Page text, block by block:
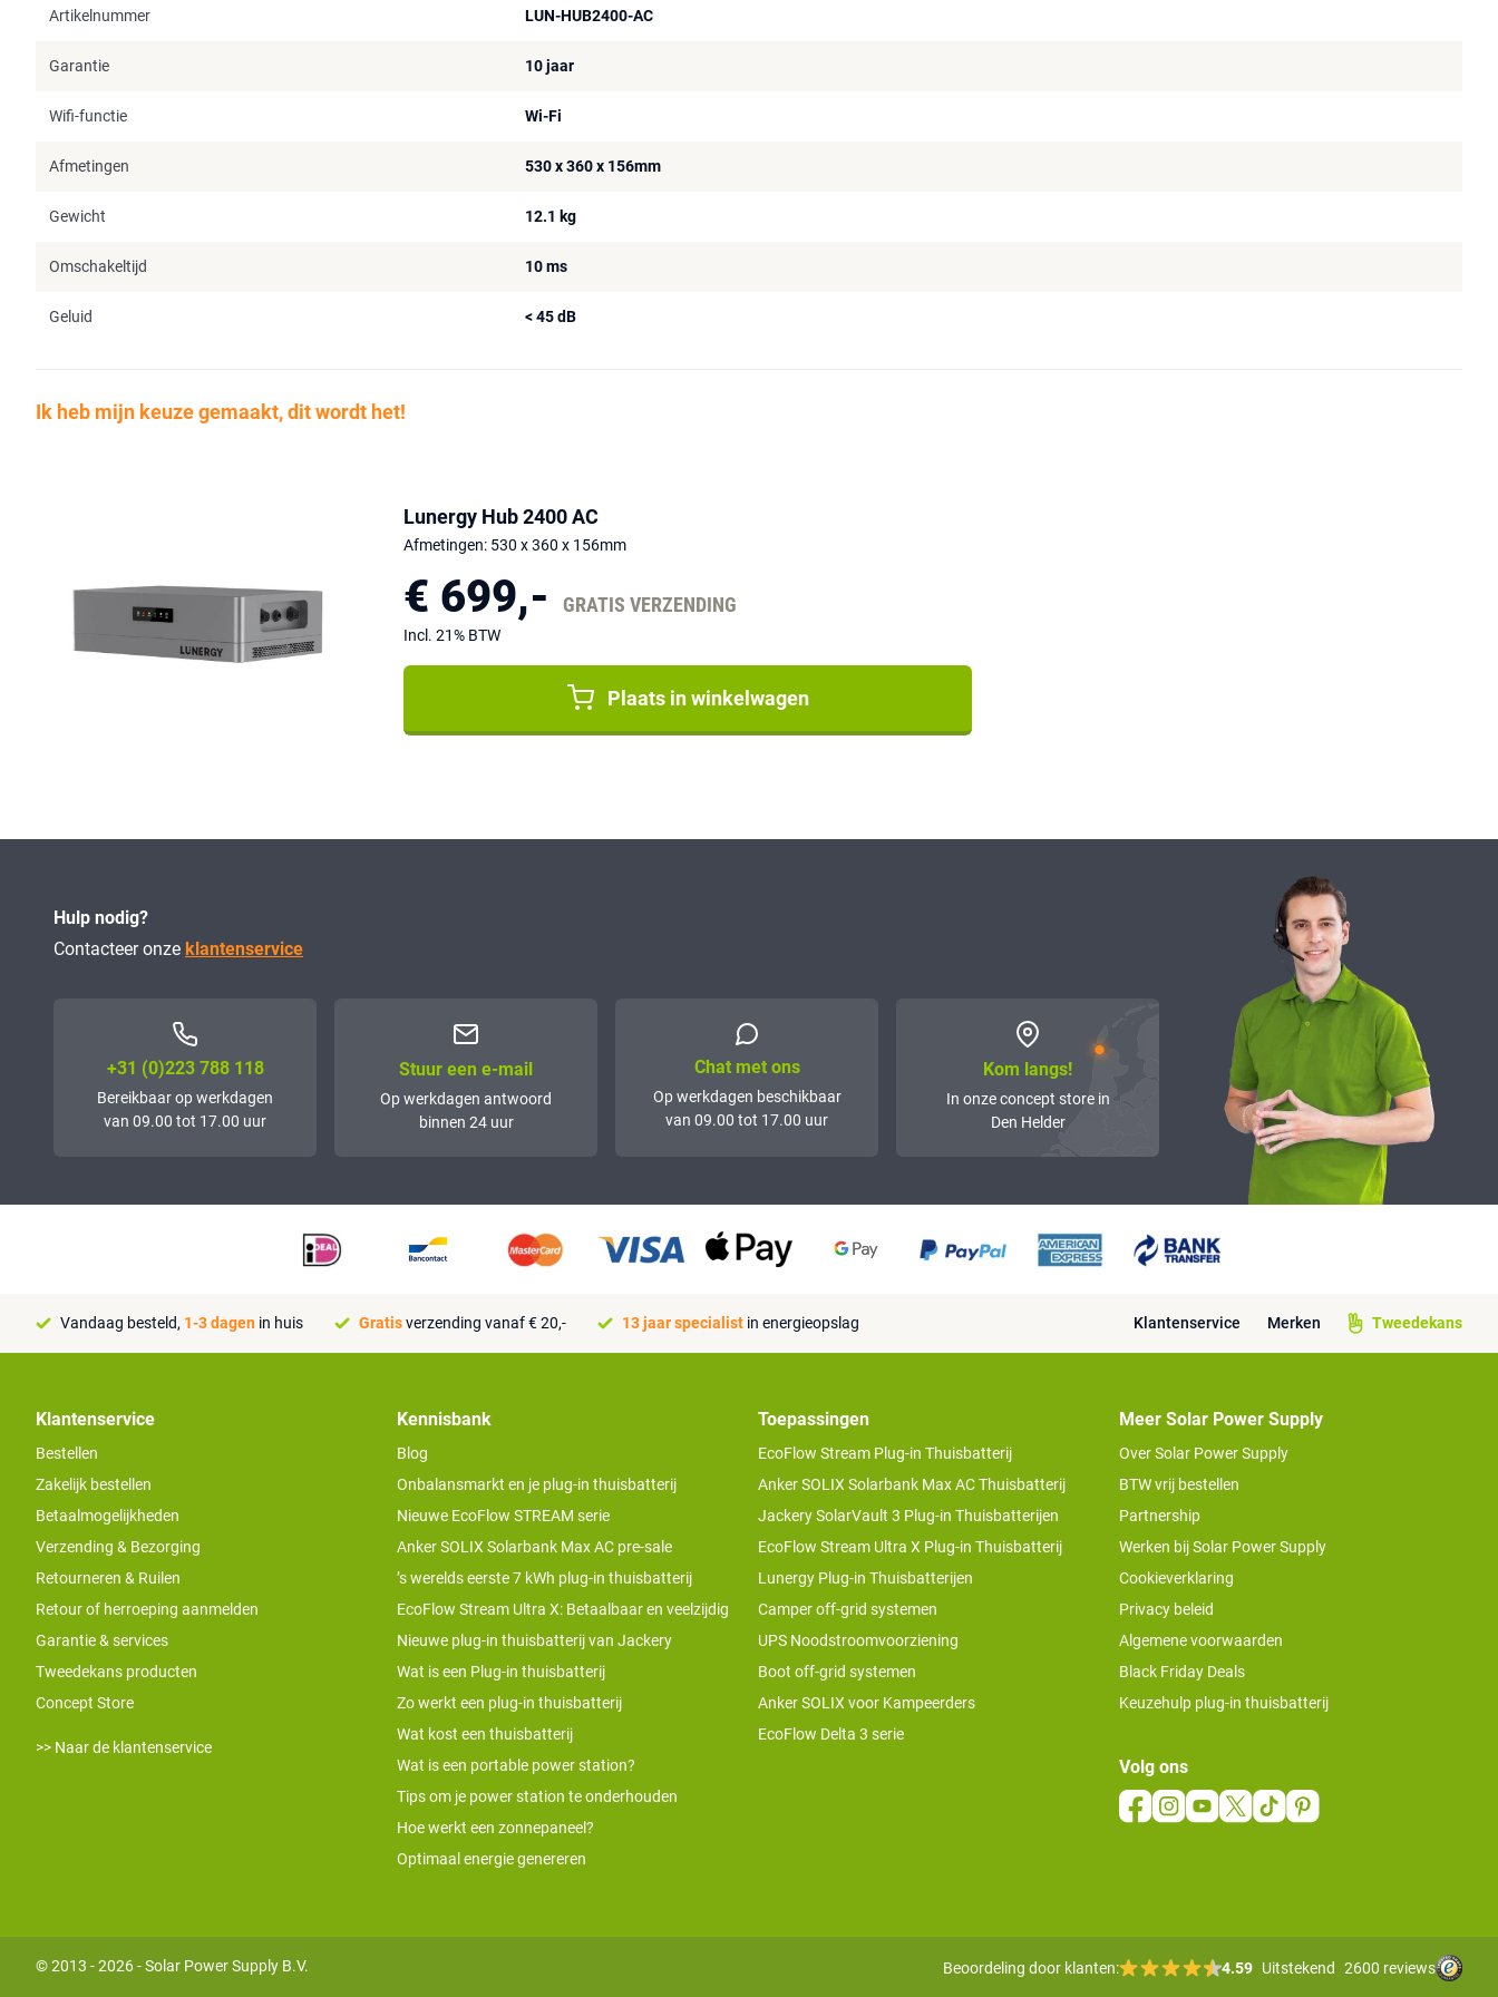
Artikelnummer LUN-HUB2400-AC
Garantie 10 jaar
Wifi-functie Wi-Fi
Afmetingen 530 x 360 x 156mm
Gewicht 12.1 kg
Omschakeltijd 10 ms
Geluid < 45 dB
Ik heb mijn keuze gemaakt, dit wordt het!
Lunergy Hub 2400 AC
Afmetingen: 530 x 360 x 156mm
€ 699,- GRATIS VERZENDING
Incl. 21% BTW
Plaats in winkelwagen
Hulp nodig?
Contacteer onze klantenservice
+31 (0)223 788 118
Bereikbaar op werkdagen
van 09.00 tot 17.00 uur
Stuur een e-mail
Op werkdagen antwoord
binnen 24 uur
Chat met ons
Op werkdagen beschikbaar
van 09.00 tot 17.00 uur
Kom langs!
In onze concept store in
Den Helder
Vandaag besteld, 1-3 dagen in huis Gratisverzending vanaf € 20,- 13 jaar specialist in energieopslag Klantenservice Merken Tweedekans
Klantenservice
Bestellen
Zakelijk bestellen
Betaalmogelijkheden
Verzending & Bezorging
Retourneren & Ruilen
Retour of herroeping aanmelden
Garantie & services
Tweedekans producten
Concept Store
>> Naar de klantenservice
Kennisbank
Blog
Onbalansmarkt en je plug-in thuisbatterij
Nieuwe EcoFlow STREAM serie
Anker SOLIX Solarbank Max AC pre-sale
’s werelds eerste 7 kWh plug-in thuisbatterij
EcoFlow Stream Ultra X: Betaalbaar en veelzijdig
Nieuwe plug-in thuisbatterij van Jackery
Wat is een Plug-in thuisbatterij
Zo werkt een plug-in thuisbatterij
Wat kost een thuisbatterij
Wat is een portable power station?
Tips om je power station te onderhouden
Hoe werkt een zonnepaneel?
Optimaal energie genereren
Toepassingen
EcoFlow Stream Plug-in Thuisbatterij
Anker SOLIX Solarbank Max AC Thuisbatterij
Jackery SolarVault 3 Plug-in Thuisbatterijen
EcoFlow Stream Ultra X Plug-in Thuisbatterij
Lunergy Plug-in Thuisbatterijen
Camper off-grid systemen
UPS Noodstroomvoorziening
Boot off-grid systemen
Anker SOLIX voor Kampeerders
EcoFlow Delta 3 serie
Meer Solar Power Supply
Over Solar Power Supply
BTW vrij bestellen
Partnership
Werken bij Solar Power Supply
Cookieverklaring
Privacy beleid
Algemene voorwaarden
Black Friday Deals
Keuzehulp plug-in thuisbatterij
Volg ons
© 2013 - 2026 - Solar Power Supply B.V. Beoordeling door klanten: 4.59 Uitstekend 2600 reviews